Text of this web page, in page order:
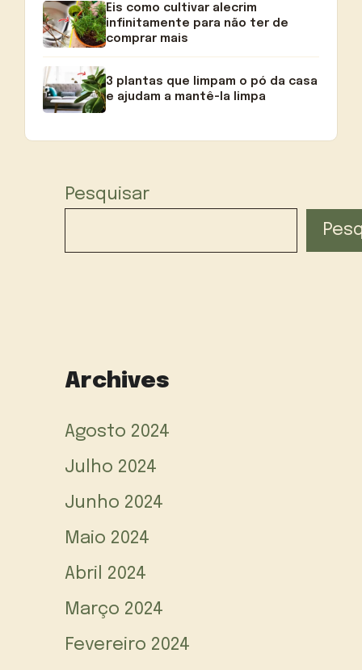
Eis como cultivar alecrim
infinitamente para não ter de
comprar mais
3 plantas que limpam o pó da casa
e ajudam a mantê-la limpa
Pesquisar
Archives
Agosto 2024
Julho 2024
Junho 2024
Maio 2024
Abril 2024
Março 2024
Fevereiro 2024